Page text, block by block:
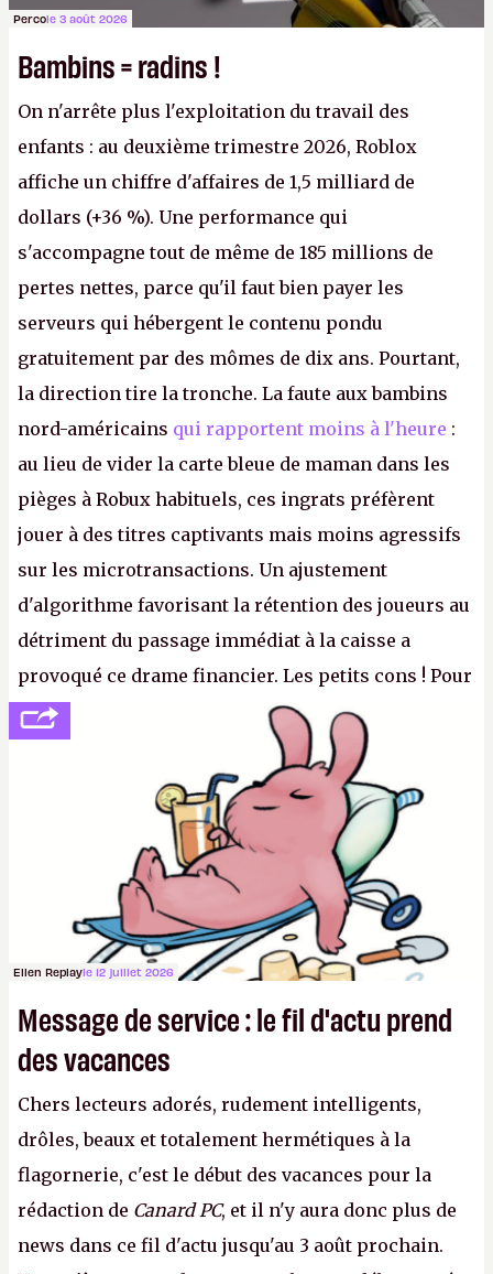
Percole 3 août 2026
Bambins = radins !
On n'arrête plus l'exploitation du travail des
enfants : au deuxième trimestre 2026, Roblox
affiche un chiffre d'affaires de 1,5 milliard de
dollars (+36 %). Une performance qui
s'accompagne tout de même de 185 millions de
pertes nettes, parce qu'il faut bien payer les
serveurs qui hébergent le contenu pondu
gratuitement par des mômes de dix ans. Pourtant,
la direction tire la tronche. La faute aux bambins
nord-américains qui rapportent moins à l'heure :
au lieu de vider la carte bleue de maman dans les
pièges à Robux habituels, ces ingrats préfèrent
jouer à des titres captivants mais moins agressifs
sur les microtransactions. Un ajustement
d'algorithme favorisant la rétention des joueurs au
détriment du passage immédiat à la caisse a
provoqué ce drame financier. Les petits cons ! Pour
se consoler, le PDG David Baszucki peut compter
sur le déblocage du jeu en Russie et l'explosion des
joueurs majeurs (+32 %). L'avenir appartient donc
aux adultes, qui ne sont jamais que des enfants
avec du pouvoir d'achat.P.
Ellen Replayle 12 juillet 2026
Message de service : le fil d'actu prend
des vacances
Chers lecteurs adorés, rudement intelligents,
drôles, beaux et totalement hermétiques à la
flagornerie, c'est le début des vacances pour la
rédaction de Canard PC, et il n'y aura donc plus de
news dans ce fil d'actu jusqu'au 3 août prochain.